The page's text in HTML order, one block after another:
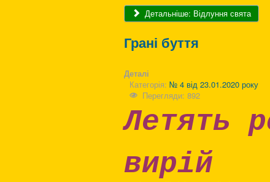
Детальніше: Відлуння свята
Грані буття
Деталі
Категорія: № 4 від 23.01.2020 року
Перегляди: 892
Летять
вирій